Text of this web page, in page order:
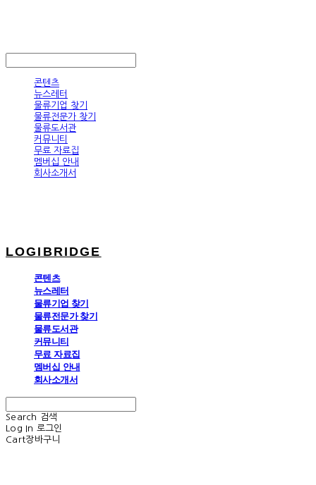
콘텐츠
뉴스레터
물류기업 찾기
물류전문가 찾기
물류도서관
커뮤니티
무료 자료집
멤버십 안내
회사소개서
LOGIBRIDGE
콘텐츠
뉴스레터
물류기업 찾기
물류전문가 찾기
물류도서관
커뮤니티
무료 자료집
멤버십 안내
회사소개서
Search
검색
Log In 로그인
Cart장바구니